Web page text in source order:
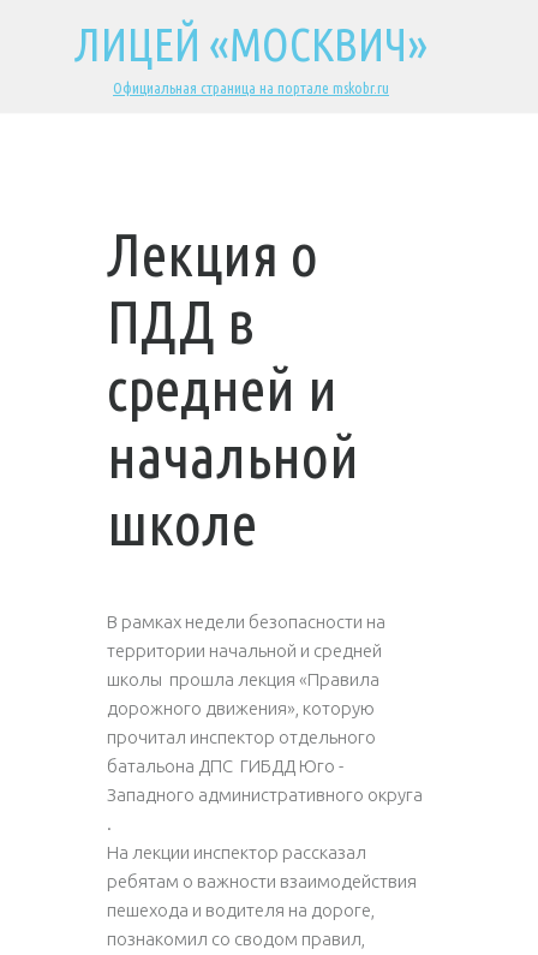
ЛИЦЕЙ «МОСКВИЧ»
Официальная страница на портале mskobr.ru
Лекция о
ПДД в
средней и
начальной
школе
В рамках недели безопасности на
территории начальной и средней
школы прошла лекция «Правила
дорожного движения», которую
прочитал инспектор отдельного
батальона ДПС ГИБДД Юго -
Западного административного округа
.
На лекции инспектор рассказал
ребятам о важности взаимодействия
пешехода и водителя на дороге,
познакомил со сводом правил,